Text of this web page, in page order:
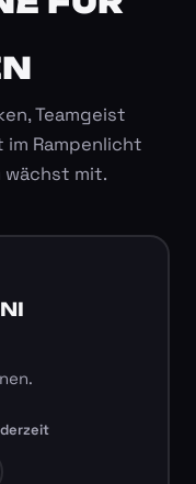
Teamgeist
Rampenlicht
wächst mit.